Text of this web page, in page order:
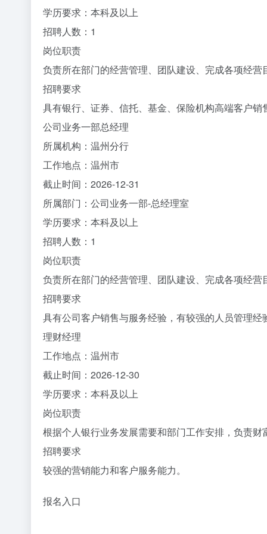
学历要求：本科及以上
招聘人数：1
岗位职责
负责所在部门的经营管理、团队建设、完成各项经营
招聘要求
具有银行、证券、信托、基金、保险机构高端客户销
公司业务一部总经理
所属机构：温州分行
工作地点：温州市
截止时间：2026-12-31
所属部门：公司业务一部-总经理室
学历要求：本科及以上
招聘人数：1
岗位职责
负责所在部门的经营管理、团队建设、完成各项经营
招聘要求
具有公司客户销售与服务经验，有较强的人员管理经
理财经理
工作地点：温州市
截止时间：2026-12-30
学历要求：本科及以上
岗位职责
根据个人银行业务发展需要和部门工作安排，负责财
招聘要求
较强的营销能力和客户服务能力。
报名入口